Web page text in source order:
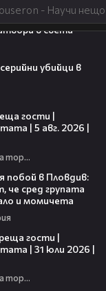
- Научи
в света
убийци в
гости |
| 5 авг. 2026 |
Черешката на тортата
побой в Пловдив:
че сред групата
и момичета
гости |
| 31 юли 2026 |
Черешката на тортата